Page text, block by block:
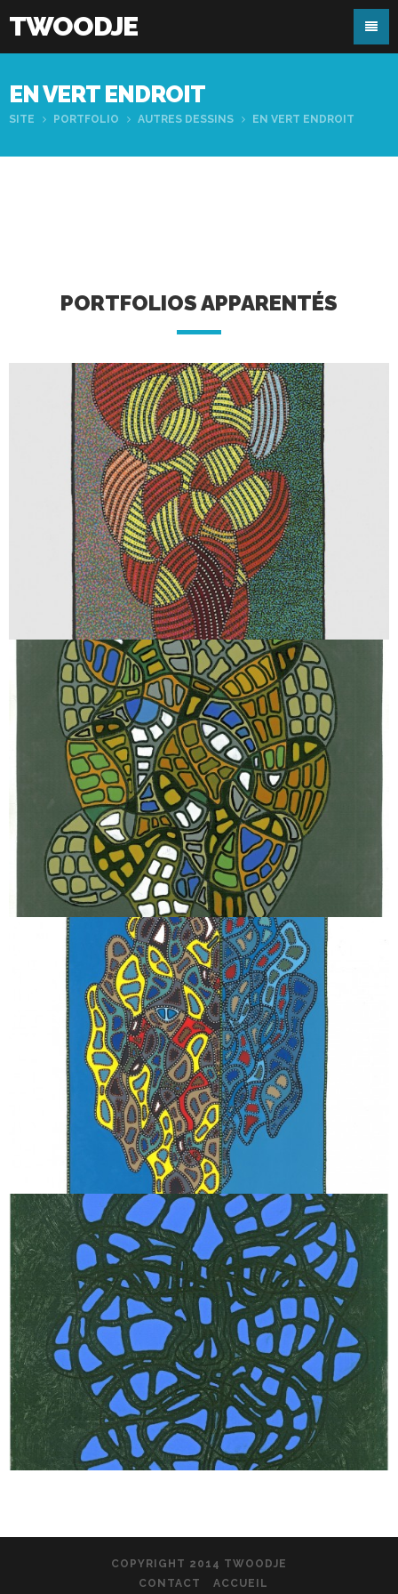
TWOODJE
EN VERT ENDROIT
SITE PORTFOLIO AUTRES DESSINS EN VERT ENDROIT
PORTFOLIOS APPARENTÉS
COPYRIGHT 2014 TWOODJE
CONTACT
ACCUEIL